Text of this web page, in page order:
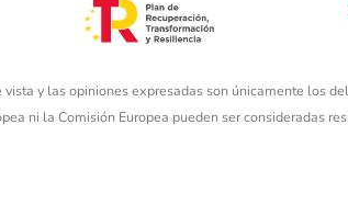
y las opiniones expresadas son únicamente los
ni la Comisión Europea pueden ser consideradas